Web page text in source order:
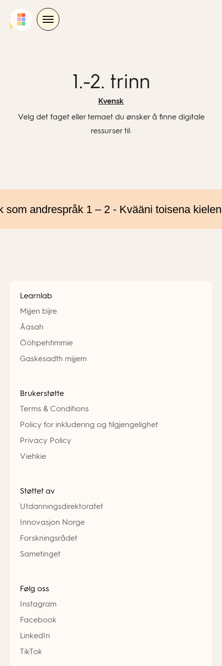
1.-2. trinn
Kvensk
Velg det faget eller temaet du ønsker å finne digitale
ressurser til:
som andrespråk 1 – 2 - Kvääni toisena
Learnlab
Mijjen bïjre
Åasah
Ööhpehtimmie
Gaskesadth mijjem
Brukerstøtte
Terms & Conditions
Policy for inkludering og tilgjengelighet
Privacy Policy
Viehkie
Støttet av
Utdanningsdirektoratet
Innovasjon Norge
Forskningsrådet
Sametinget
Følg oss
Instagram
Facebook
LinkedIn
TikTok